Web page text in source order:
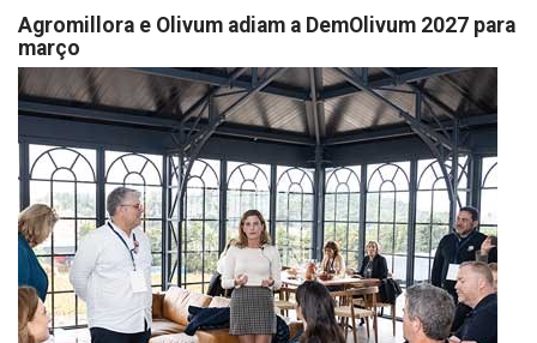
Agromillora e Olivum adiam a DemOlivum 2027 para
março